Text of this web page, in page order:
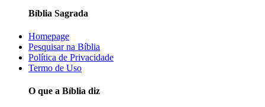
Bíblia Sagrada
Homepage
Pesquisar na Bíblia
Política de Privacidade
Termo de Uso
O que a Bíblia diz